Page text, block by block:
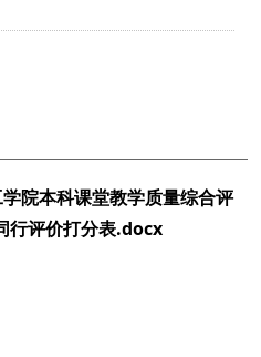
院本科课堂教学质量综合评
行评价打分表.docx